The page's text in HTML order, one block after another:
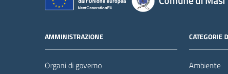
AMMINISTRAZIONE
Organi di governo
CATEGORIE
Ambiente